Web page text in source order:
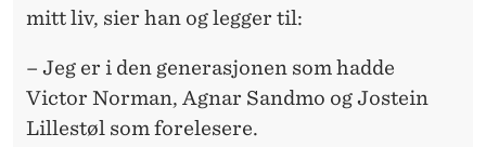
mitt liv, sier han og legger til:
– Jeg er i den generasjonen som hadde
Victor Norman, Agnar Sandmo og Jostein
Lillestøl som forelesere.